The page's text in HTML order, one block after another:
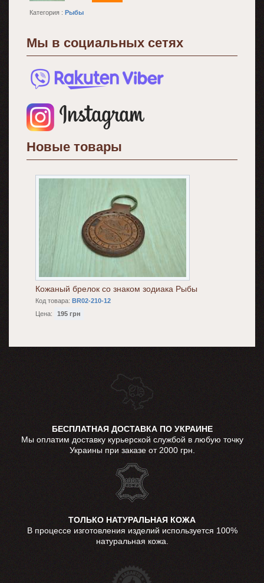
Категория : Рыбы
Мы в социальных сетях
Новые товары
Кожаный брелок со знаком зодиака Рыбы
Код товара: BR02-210-12
Цена:
195 грн
БЕСПЛАТНАЯ ДОСТАВКА ПО УКРАИНЕ
Мы оплатим доставку курьерской службой в любую точку
Украины при заказе от 2000 грн.
ТОЛЬКО НАТУРАЛЬНАЯ КОЖА
В процессе изготовления изделий используется 100%
натуральная кожа.